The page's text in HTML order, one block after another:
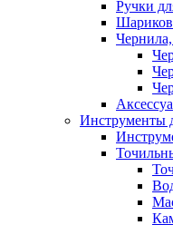
Ручки
Инструменты